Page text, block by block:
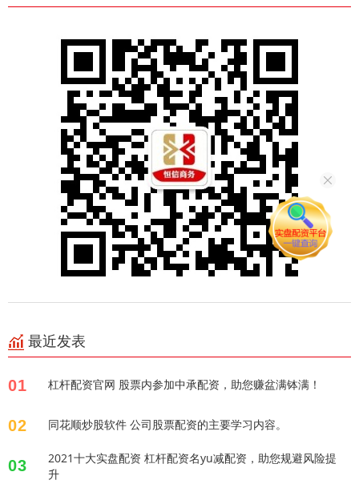
最近发表
01 杠杆配资官网 股票内参加中承配资，助您赚盆满钵满！
02 同花顺炒股软件 公司股票配资的主要学习内容。
03
2021十大实盘配资 杠杆配资名yu减配资，助您规避风险提
升